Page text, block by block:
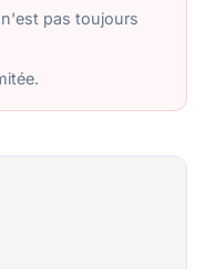
pas toujours